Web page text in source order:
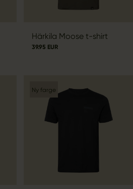
Härkila Moose t-shirt
39.95 EUR
Ny farge